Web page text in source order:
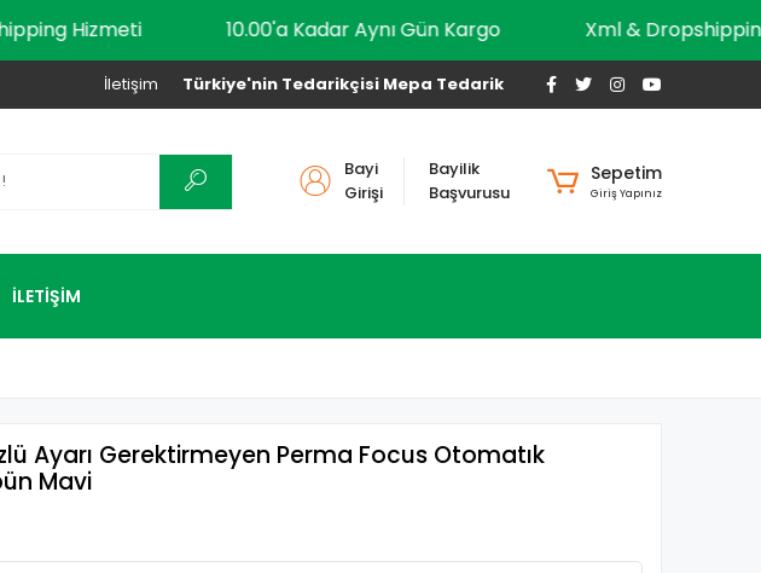
Hizmeti 10.00'a Kadar Aynı Gün Kargo Xml &
Türkiye'nin Tedarikçisi Mepa Tedarik
İletişim
Bayi
Girişi
Bayilik
Başvurusu
Sepetim
Giriş Yapınız
İLETİŞİM
Ayarı Gerektirmeyen Perma Focus Otomatık
Mavi